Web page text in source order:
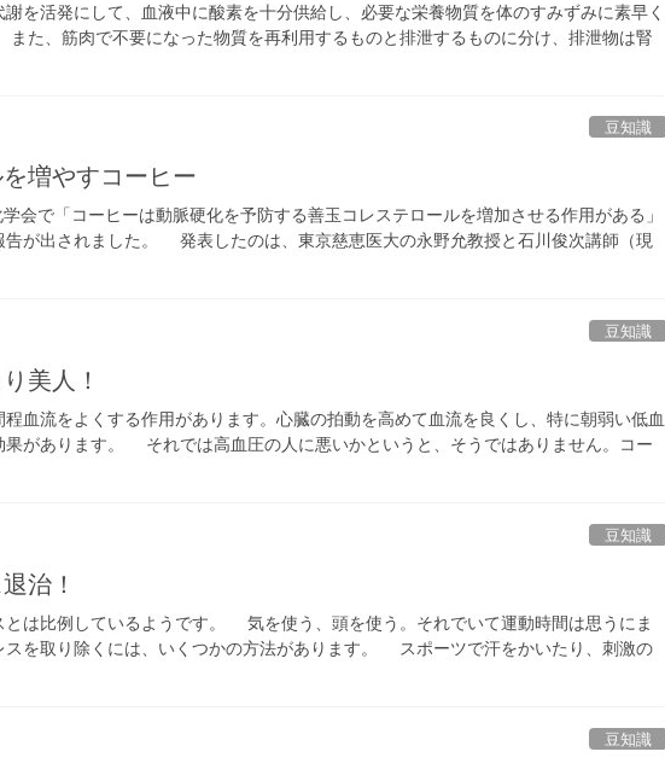
を活発にして、血液中に酸素を十分供給し、必要な栄養物質を体のすみずみに素早く
た、筋肉で不要になった物質を再利用するものと排泄するものに分け、排泄物は腎
豆知識
増やすコーヒー
会で「コーヒーは動脈硬化を予防する善玉コレステロールを増加させる作用がある」
告が出されました。 発表したのは、東京慈恵医大の永野允教授と石川俊次講師（現
豆知識
美人！
血流をよくする作用があります。心臓の拍動を高めて血流を良くし、特に朝弱い低血
果があります。 それでは高血圧の人に悪いかというと、そうではありません。コー
豆知識
治！
は比例しているようです。 気を使う、頭を使う。それでいて運動時間は思うにま
スを取り除くには、いくつかの方法があります。 スポーツで汗をかいたり、刺激の
豆知識